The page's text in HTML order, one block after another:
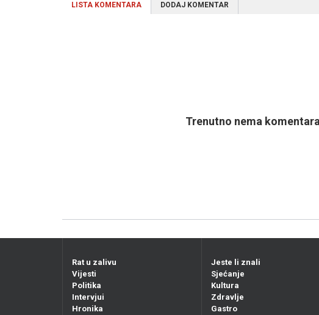
LISTA KOMENTARA DODAJ KOMENTAR
Trenutno nema
Rat u zalivu
Vijesti
Politika
Intervjui
Hronika
Jeste li znali
Sjećanje
Kultura
Zdravlje
Gastro